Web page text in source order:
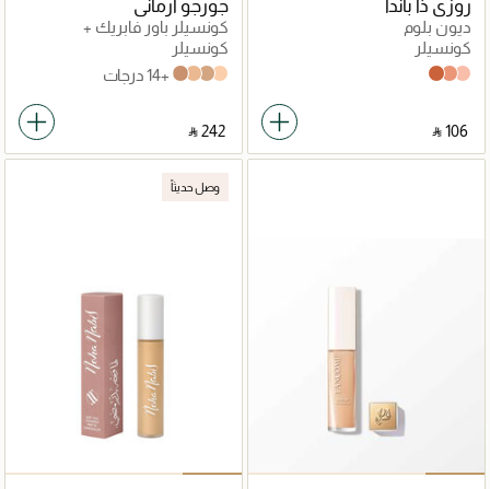
روزي ذا باندا
ديون بلوم
كونسيلر
Desert Glow
Sunset Peral
Dune Bloom
‎ ⃁ ⁦106⁩ ‎
جورجو أرماني
كونسيلر باور فابريك +
كونسيلر
1.5
2.75
4.5
6.5 +14 درجات
‎ ⃁ ⁦242⁩ ‎
وصل حديثاً